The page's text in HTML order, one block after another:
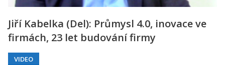
Jiří Kabelka (Del): Průmysl 4.0, inovace ve
firmách, 23 let budování firmy
VIDEO